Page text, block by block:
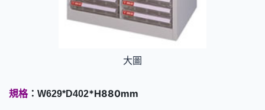
大圖
規格： W629*D402*H880mm